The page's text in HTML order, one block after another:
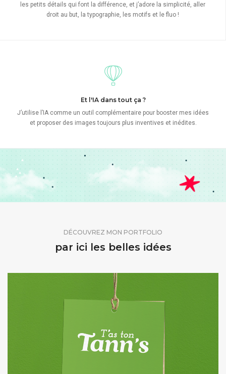
les petits détails qui font la différence, et j’adore la simplicité, aller
droit au but, la typographie, les motifs et le fluo !
Et l'IA dans tout ça ?
J’utilise l’IA comme un outil complémentaire pour booster mes idées
et proposer des images toujours plus inventives et inédites.
DÉCOUVREZ MON PORTFOLIO
par ici les belles idées